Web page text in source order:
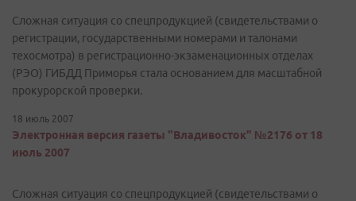
Сложная ситуация со спецпродукцией (свидетельствами о
регистрации, государственными номерами и талонами
техосмотра) в регистрационно-экзаменационных отделах
(РЭО) ГИБДД Приморья стала основанием для масштабной
прокурорской проверки.
18 июль 2007
Электронная версия газеты "Владивосток" №2176 от 18
июль 2007
Сложная ситуация со спецпродукцией (свидетельствами о